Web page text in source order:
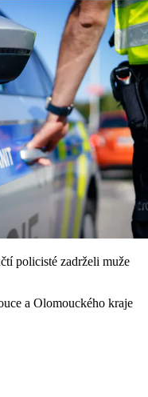
policisté zadrželi muže
a Olomouckého kraje